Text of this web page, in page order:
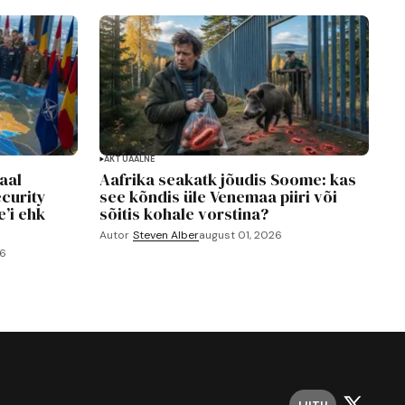
ehk
AKTUAALNE
Aafrika seakatk jõudis Soome: kas
see kõndis üle Venemaa piiri või
sõitis kohale vorstina?
Autor Steven Alberaugust 01, 2026